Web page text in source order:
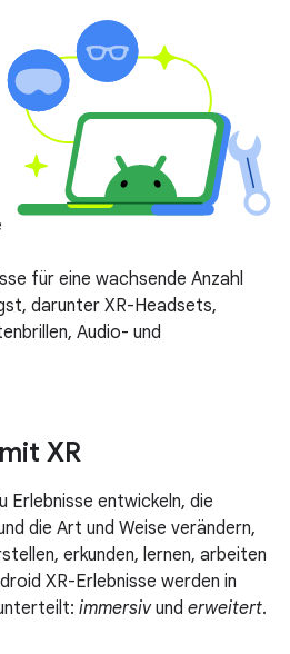
für eine wachsende Anzahl
darunter XR-Headsets,
Audio- und
XR
Erlebnisse entwickeln, die
die Art und Weise verändern,
erkunden, lernen, arbeiten
XR-Erlebnisse werden in
immersivund erweitert.